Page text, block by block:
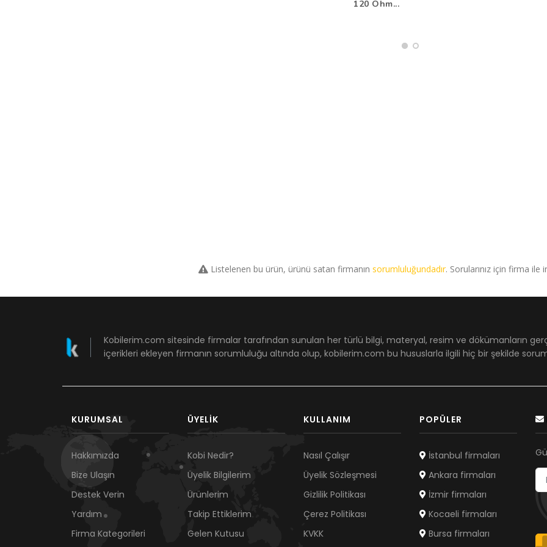
120 Ohm...
Listelenen bu ürün, ürünü satan firmanın sorumluluğundadır. Sorularınız için firma ile
Kobilerim.com sitesinde firmalar tarafından sunulan her türlü bilgi, materyal, resim ve dökümanların
içerikleri ekleyen firmanın sorumluluğu altında olup, kobilerim.com bu hususlarla ilgili hiç bir şekilde
KURUMSAL
Hakkımızda
Bize Ulaşın
Destek Verin
Yardım
Firma Kategorileri
ÜYELIK
Kobi Nedir?
Üyelik Bilgilerim
Ürünlerim
Takip Ettiklerim
Gelen Kutusu
KULLANIM
Nasıl Çalışır
Üyelik Sözleşmesi
Gizlilik Politikası
Çerez Politikası
KVKK
POPÜLER
İstanbul firmaları
Ankara firmaları
İzmir firmaları
Kocaeli firmaları
Bursa firmaları